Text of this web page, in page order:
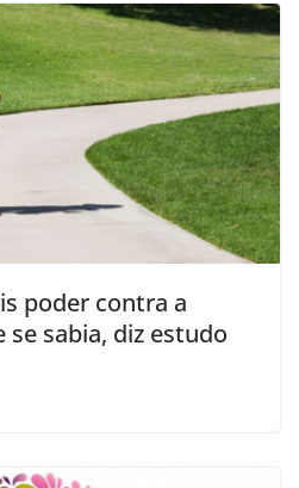
poder contra a
se sabia, diz estudo